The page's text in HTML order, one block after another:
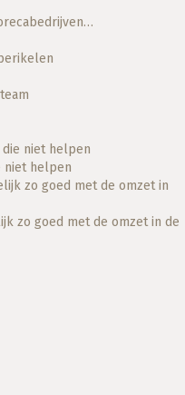
niet helpen
niet helpen
zo goed met de omzet in
zo goed met de omzet in de